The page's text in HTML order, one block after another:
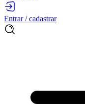
Entrar / cadastrar